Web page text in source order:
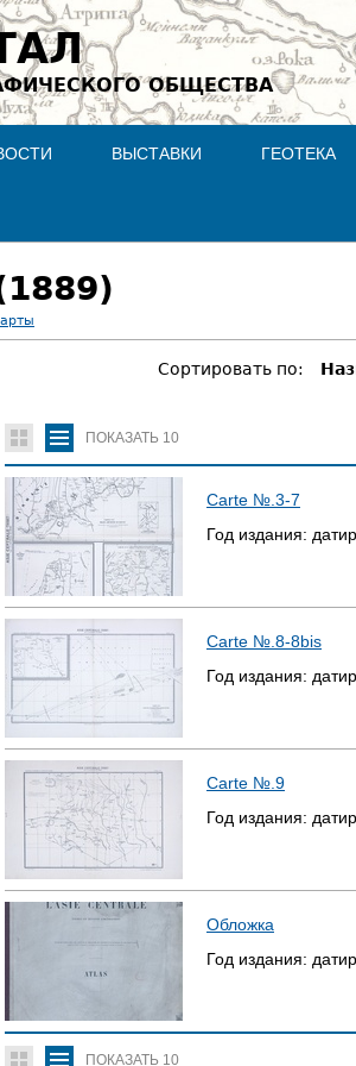
Jump to navigation
ОБЩЕСТВА
ВЫСТАВКИ ГЕОТЕКА
Сортировать по:
ПОКАЗАТЬ 10
Carte №.3-7
Год издания:
Carte №.8-8bis
Год издания:
Carte №.9
Год издания:
Обложка
Год издания:
ПОКАЗАТЬ 10